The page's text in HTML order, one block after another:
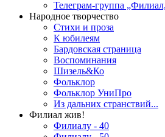
Телеграм-группа
Народное творчество
Стихи и проза
К юбилеям
Бардовская страница
Воспоминания
Шизель&Ко
Фольклор
Фольклор УниПро
Из дальних странствий...
Филиал жив!
Филиалу - 40